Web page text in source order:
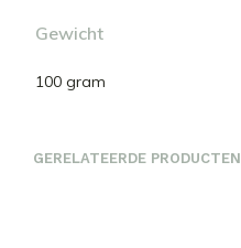
Gewicht
100 gram
GERELATEERDE PRODUCTEN